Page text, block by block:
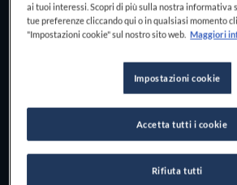
Home
Log In
Scopri il
foodie che è
UNISCITI
ai tuoi interessi. Scopri di più sulla nostra informativa
tue preferenze cliccando qui o in qualsiasi momento
"Impostazioni cookie" sul nostro sito web. Maggiori
Impostazioni cookie
Rifiuta tutti
Accetta tutti i cookie